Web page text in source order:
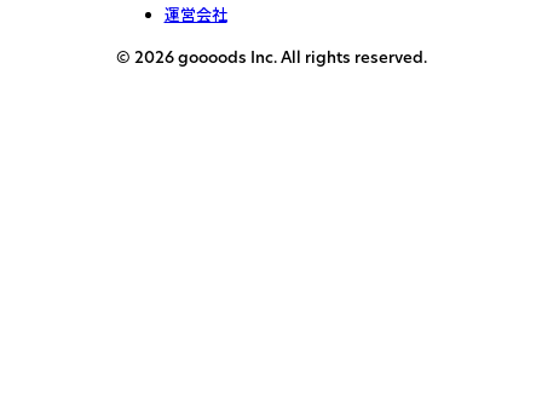
運営会社
© 2026 goooods Inc. All rights reserved.